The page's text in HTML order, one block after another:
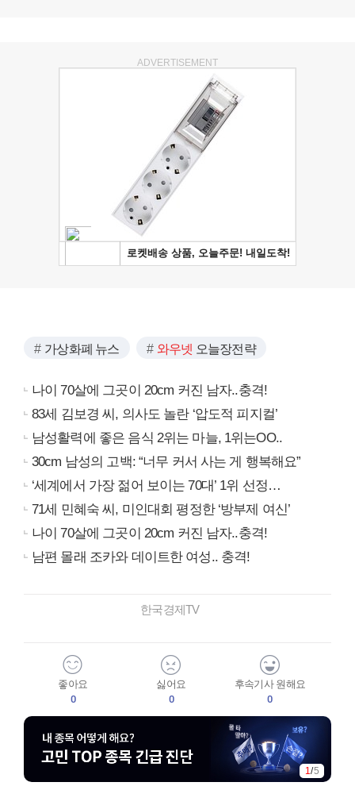
ADVERTISEMENT
가상화폐 뉴스 와우넷 오늘장전략
나이 70살에 그곳이 20cm 커진 남자..충격!
83세 김보경 씨, 의사도 놀란 ‘압도적 피지컬’
남성활력에 좋은 음식 2위는 마늘, 1위는OO..
30cm 남성의 고백: “너무 커서 사는 게 행복해요”
‘세계에서 가장 젊어 보이는 70대’ 1위 선정…
71세 민혜숙 씨, 미인대회 평정한 ‘방부제 여신’
나이 70살에 그곳이 20cm 커진 남자..충격!
남편 몰래 조카와 데이트한 여성.. 충격!
한국경제TV
좋아요
0
싫어요
0
후속기사 원해요
0
1/5